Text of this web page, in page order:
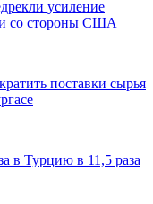
усиление
со стороны США
поставки сырья
в Турцию в 11,5 раза